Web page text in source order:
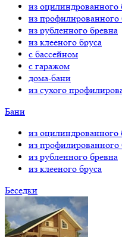
из оцилиндрованного
из профилированного
из рубленного бревна
из клееного бруса
с бассейном
с гаражом
дома-бани
из сухого
Бани
из оцилиндрованного
из профилированного
из рубленного бревна
из клееного бруса
Беседки